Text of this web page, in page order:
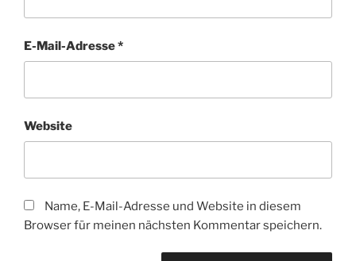
E-Mail-Adresse*
Website
Name, E-Mail-Adresse und Website in diesem
Browser für meinen nächsten Kommentar speichern.